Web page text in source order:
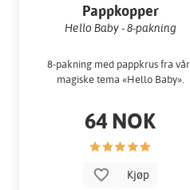
Pappkopper
Hello Baby - 8-pakning
8-pakning med pappkrus fra
magiske tema «Hello Baby».
64 NOK
Kjøp